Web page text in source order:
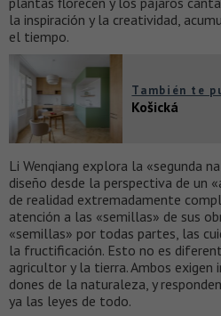
la inspiración y la creatividad,
el tiempo.
También te
Košická
Li Wenqiang explora la «segunda
diseño desde la perspectiva de un
de realidad extremadamente
atención a las «semillas» de sus
«semillas» por todas partes, las
la fructificación. Esto no es
agricultor y la tierra. Ambos
dones de la naturaleza, y
ya las leyes de todo.